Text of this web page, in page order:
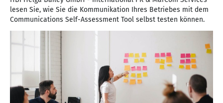
lesen Sie, wie Sie die Kommunikation Ihres Betriebes mit dem
Communications Self-Assessment Tool selbst testen können.